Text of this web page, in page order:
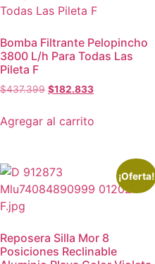
Bomba Filtrante Pelopincho
3800 L/h Para Todas Las
Pileta F
$437.399 $182.833
Agregar al carrito
¡Oferta!
Reposera Silla Mor 8
Posiciones Reclinable